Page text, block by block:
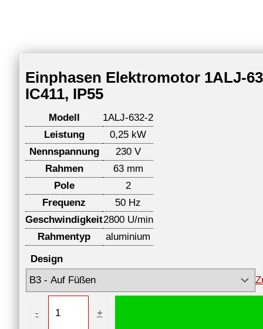
Einphasen Elektromotor 1ALJ-
IC411, IP55
Modell
1ALJ-632-2
Leistung
0,25 kW
Nennspannung
230 V
Rahmen
63 mm
Pole
2
Frequenz
50 Hz
Geschwindigkeit2800 U/min
Rahmentyp
aluminium
Design
-
Elektromotor
+